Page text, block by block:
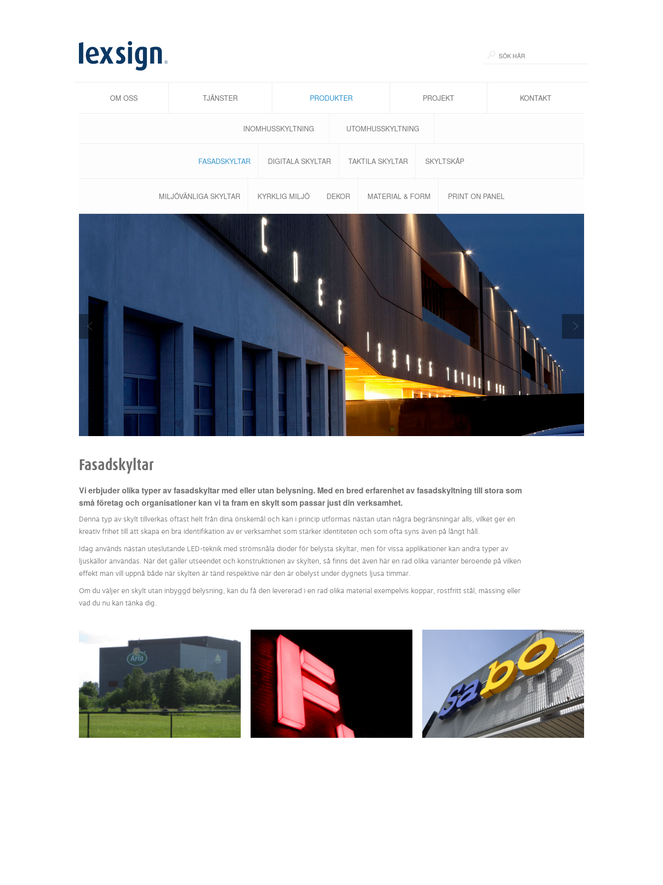
OM OSS TJÄNSTER PRODUKTER PROJEKT KONTAKT
INOMHUSSKYLTNING UTOMHUSSKYLTNING
FASADSKYLTAR DIGITALA SKYLTAR TAKTILA SKYLTAR SKYLTSKÅP
MILJÖVÄNLIGA SKYLTAR KYRKLIG MILJÖ DEKOR MATERIAL & FORM PRINT ON PANEL
Fasadskyltar
Vi erbjuder olika typer av fasadskyltar med eller utan belysning. Med en bred erfarenhet av fasadskyltning till stora som
små företag och organisationer kan vi ta fram en skylt som passar just din verksamhet.
Denna typ av skylt tillverkas oftast helt från dina önskemål och kan i princip utformas nästan utan några begränsningar alls, vilket ger en
kreativ frihet till att skapa en bra identifikation av er verksamhet som stärker identiteten och som ofta syns även på långt håll.
Idag används nästan uteslutande LED-teknik med strömsnåla dioder för belysta skyltar, men för vissa applikationer kan andra typer av
ljuskällor användas. När det gäller utseendet och konstruktionen av skylten, så finns det även här en rad olika varianter beroende på vilken
effekt man vill uppnå både när skylten är tänd respektive när den är obelyst under dygnets ljusa timmar.
Om du väljer en skylt utan inbyggd belysning, kan du få den levererad i en rad olika material exempelvis koppar, rostfritt stål, mässing eller
vad du nu kan tänka dig.